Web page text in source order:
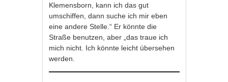
Klemensborn, kann ich das gut
umschiffen, dann suche ich mir eben
eine andere Stelle.“ Er könnte die
Straße benutzen, aber „das traue ich
mich nicht. Ich könnte leicht übersehen
werden.